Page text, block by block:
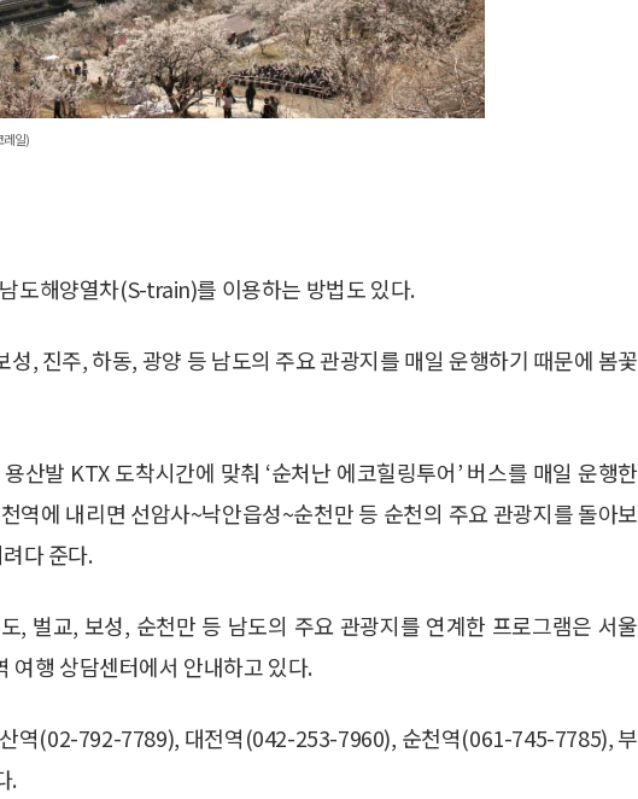
레일)
도해양열차(S-train)를 이용하는 방법도 있다.
, 진주, 하동, 광양 등 남도의 주요 관광지를 매일 운행하기 때문에 봄꽃
산발 KTX 도착시간에 맞춰 ‘순처난 에코힐링투어’ 버스를 매일 운행한
역에 내리면 선암사~낙안읍성~순천만 등 순천의 주요 관광지를 돌아보
다 준다.
, 벌교, 보성, 순천만 등 남도의 주요 관광지를 연계한 프로그램은 서울
여행 상담센터에서 안내하고 있다.
역(02-792-7789), 대전역(042-253-7960), 순천역(061-745-7785), 부
.